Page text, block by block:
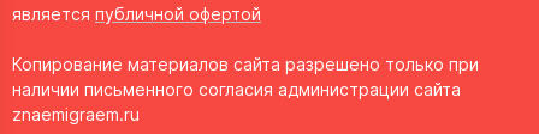
является публичной офертой
Копирование материалов сайта разрешено только при
наличии письменного согласия администрации сайта
znaemigraem.ru